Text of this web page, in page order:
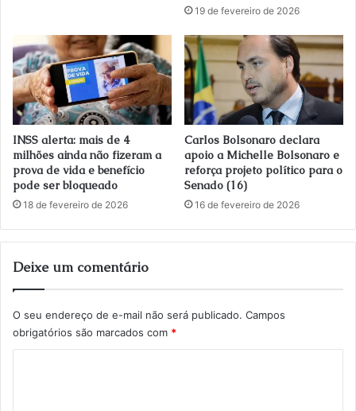
19 de fevereiro de 2026
INSS alerta: mais de 4
milhões ainda não fizeram a
prova de vida e benefício
pode ser bloqueado
18 de fevereiro de 2026
Carlos Bolsonaro declara
apoio a Michelle Bolsonaro e
reforça projeto político para o
Senado (16)
16 de fevereiro de 2026
Deixe um comentário
O seu endereço de e-mail não será publicado. Campos
obrigatórios são marcados com *